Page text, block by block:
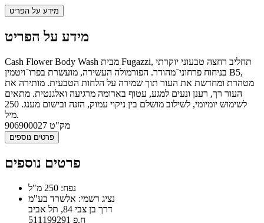
מידע על הפריט
מידע על הפריט
Cash Flower Body Wash מבית Fugazzi, תחליב רחצה טבעוני יוקרתי
בניחוח פרחוני־מהודר. הפורמולה העשירה, מועשרת בפרו־ויטמין B5,
מטהרת ומחדשת את העור תוך שמירה על הלחות הטבעית. מותירה את
העור רך, רענן ונעים למגע, עטוף בארומה מרגיעה ואלגנטית. מתאים
לשימוש יומיומי, לשילוב מושלם בין ניקוי עמוק, הזנה ובישום מענג. 250
מיל.
מק"ט 906900027
פרטים נוספים
פרטים נוספים
נפח: 250 מ"ל
נציג רשמי: אלשרד בע"מ
דרך בן צבי 84, תל אביב
ח.פ 511199291